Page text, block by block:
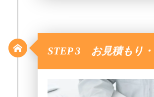
STEP 3 お見積もり